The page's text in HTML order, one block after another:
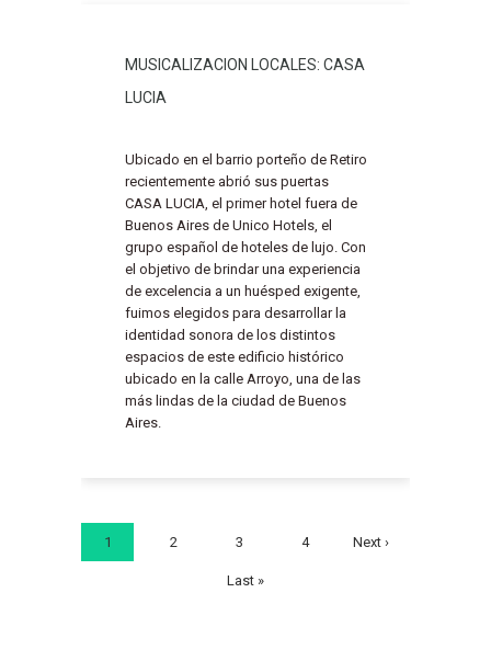
MUSICALIZACION LOCALES: CASA
LUCIA
Ubicado en el barrio porteño de Retiro
recientemente abrió sus puertas
CASA LUCIA, el primer hotel fuera de
Buenos Aires de Unico Hotels, el
grupo español de hoteles de lujo. Con
el objetivo de brindar una experiencia
de excelencia a un huésped exigente,
fuimos elegidos para desarrollar la
identidad sonora de los distintos
espacios de este edificio histórico
ubicado en la calle Arroyo, una de las
más lindas de la ciudad de Buenos
Aires.
1 2 3 4 Next ›
Last »